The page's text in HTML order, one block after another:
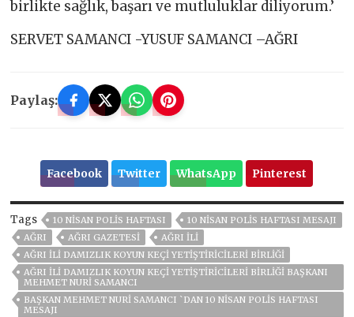
birlikte sağlık, başarı ve mutluluklar diliyorum.’
SERVET SAMANCI -YUSUF SAMANCI –AĞRI
Paylaş:
Facebook Twitter WhatsApp Pinterest
Tags 10 NİSAN POLİS HAFTASI
10 NİSAN POLİS HAFTASI MESAJI
AĞRI
AĞRI GAZETESİ
AĞRI ILI
AĞRI İLI DAMIZLIK KOYUN KEÇI YETIŞTIRICILERI BIRLIĞI
AĞRI İLI DAMIZLIK KOYUN KEÇI YETIŞTIRICILERI BIRLIĞI BAŞKANI
MEHMET NURI SAMANCI
BAŞKAN MEHMET NURİ SAMANCI `DAN 10 NİSAN POLİS HAFTASI
MESAJI